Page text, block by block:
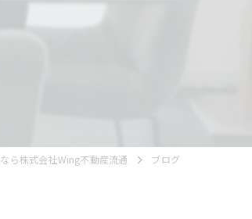
マンション
ら株式会社Wing不動産流通 ブログ